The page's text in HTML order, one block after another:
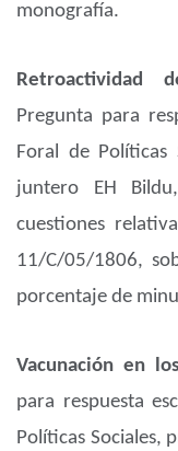
monografía.
Retroactividad
Pregunta para
Foral de Políticas
juntero EH
cuestiones
11/C/05/1806,
porcentaje de
Vacunación en
para respuesta
Políticas Sociales,